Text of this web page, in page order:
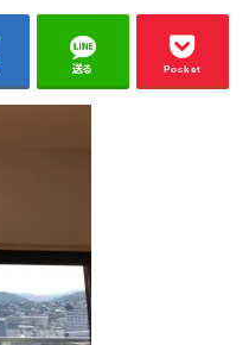
送る Pocket